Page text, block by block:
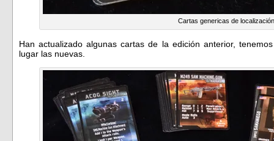
Cartas genericas de localización
Han actualizado algunas cartas de la edición anterior,
lugar las nuevas.